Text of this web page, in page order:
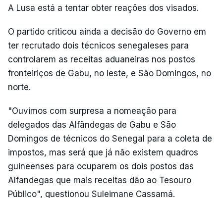
A Lusa está a tentar obter reações dos visados.
O partido criticou ainda a decisão do Governo em
ter recrutado dois técnicos senegaleses para
controlarem as receitas aduaneiras nos postos
fronteiriços de Gabu, no leste, e São Domingos, no
norte.
"Ouvimos com surpresa a nomeação para
delegados das Alfândegas de Gabu e São
Domingos de técnicos do Senegal para a coleta de
impostos, mas será que já não existem quadros
guineenses para ocuparem os dois postos das
Alfandegas que mais receitas dão ao Tesouro
Público", questionou Suleimane Cassamá.